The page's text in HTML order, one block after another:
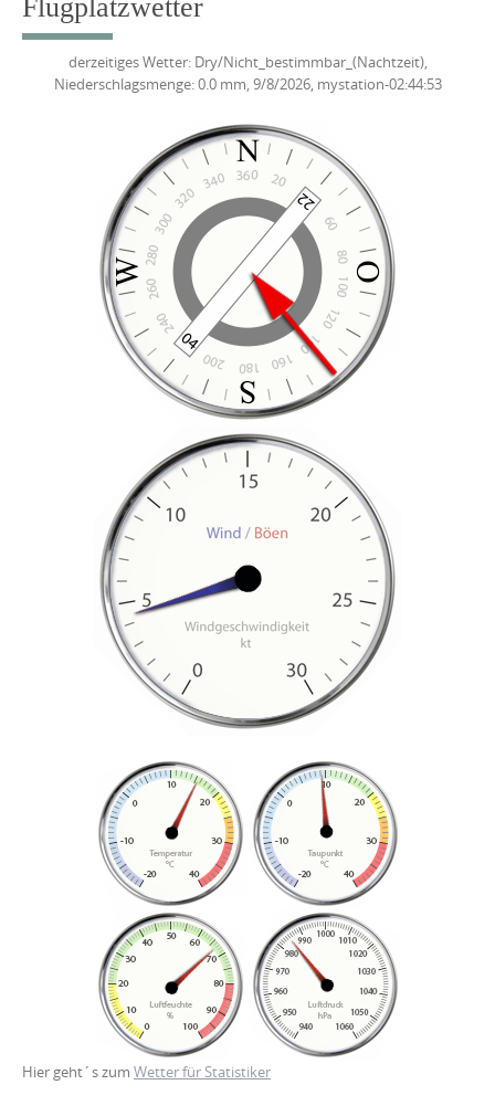
Flugplatzwetter
derzeitiges Wetter: Dry/Nicht_bestimmbar_(Nachtzeit),
Niederschlagsmenge: 0.0 mm, 9/8/2026, mystation-02:44:53
Hier geht´s zum Wetter für Statistiker